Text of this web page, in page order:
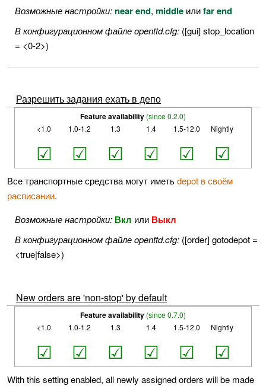
Возможные настройки: near end, middle илиfar end
В конфигурационном файле openttd.cfg: ([gui] stop_location
= <0-2>)
Разрешить задания ехать в депо
Feature availability (since 0.2.0)
<1.0
☑
1.0-1.2
☑
1.3
☑
1.4
☑
1.5-12.0
☑
Nightly
☑
Все транспортные средства могут иметьdepot в своём
расписании.
Возможные настройки: Вкл или Выкл
В конфигурационном файле openttd.cfg: ([order] gotodepot =
<true|false>)
New orders are 'non-stop' by default
Feature availability (since 0.7.0)
<1.0
☑
1.0-1.2
☑
1.3
☑
1.4
☑
1.5-12.0
☑
Nightly
☑
With this setting enabled, all newly assigned orders will be made